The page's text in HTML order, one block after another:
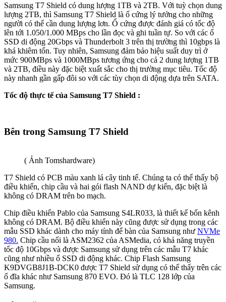
Samsung T7 Shield có dung lượng 1TB và 2TB. Với tuỳ chọn dung
lượng 2TB, thì Samsung T7 Shield là ổ cứng lý tưởng cho những
người có thể cần dung lượng lơn. Ổ cứng được đánh giá có tốc độ
lên tới 1.050/1.000 MBps cho lần đọc và ghi tuần tự. So với các ổ
SSD di động 20Gbps và Thunderbolt 3 trên thị trường thì 10gbps là
khá khiêm tốn. Tuy nhiên, Samsung đảm bảo hiệu suất duy trì ở
mức 900MBps và 1000MBps tương ứng cho cả 2 dung lượng 1TB
và 2TB, điều này đặc biệt xuất sắc cho thị trường mục tiêu. Tốc độ
này nhanh gần gấp đôi so với các tùy chọn di động dựa trên SATA.
Tốc độ thực tế của Samsung T7 Shield :
Bên trong Samsung T7 Shield
( Ảnh Tomshardware)
T7 Shield có PCB màu xanh lá cây tinh tế. Chúng ta có thể thấy bộ
điều khiển, chip cầu và hai gói flash NAND dự kiến, đặc biệt là
không có DRAM trên bo mạch.
Chip điều khiển Pablo của Samsung S4LR033, là thiết kế bốn kênh
không có DRAM. Bộ điều khiển này cũng được sử dụng trong các
mẫu SSD khác dành cho máy tính để bàn của Samsung như NVMe
980. Chip cầu nối là ASM2362 của ASMedia, có khả năng truyền
tốc độ 10Gbps và được Samsung sử dụng trên các mẫu T7 khác
cũng như nhiều ổ SSD di động khác. Chip Flash Samsung
K9DVGB8J1B-DCK0 được T7 Shield sử dụng có thể thấy trên các
ổ đĩa khác như Samsung 870 EVO. Đó là TLC 128 lớp của
Samsung.